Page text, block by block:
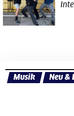
Musik Neu &